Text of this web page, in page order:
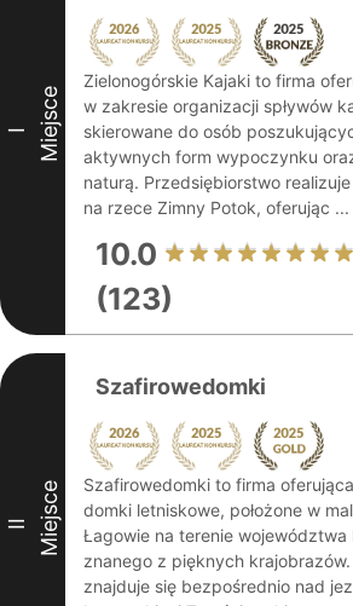
I Miejsce
Zielonogórskie Kajaki to firma
w zakresie organizacji spływów
skierowane do osób
aktywnych form wypoczynku
naturą. Przedsiębiorstwo
na rzece Zimny Potok, oferując ...
10.0
(123)
II Miejsce
Szafirowedomki
Szafirowedomki to firma
domki letniskowe, położone w
Łagowie na terenie województwa
znanego z pięknych
znajduje się bezpośrednio nad